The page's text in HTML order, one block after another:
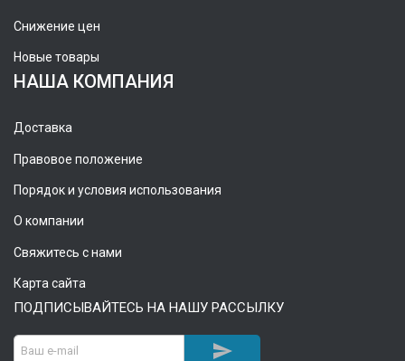
Снижение цен
Новые товары
НАША КОМПАНИЯ
Доставка
Правовое положение
Порядок и условия использования
О компании
Свяжитесь с нами
Карта сайта
ПОДПИСЫВАЙТЕСЬ НА НАШУ РАССЫЛКУ
